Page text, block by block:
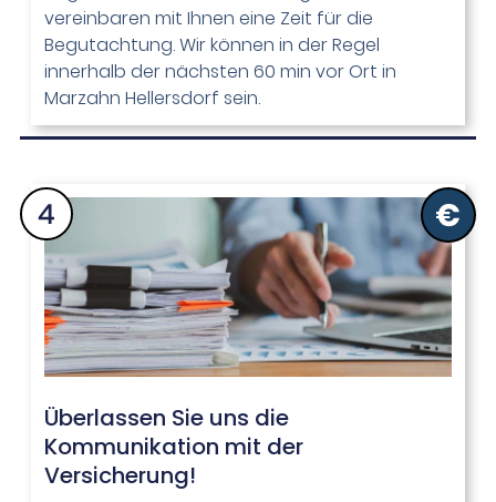
vereinbaren mit Ihnen eine Zeit für die
Begutachtung. Wir können in der Regel
innerhalb der nächsten 60 min vor Ort in
Marzahn Hellersdorf sein.
Überlassen Sie uns die
Kommunikation mit der
Versicherung!​